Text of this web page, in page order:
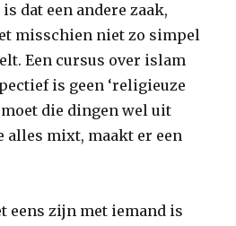
dat een andere zaak,
misschien niet zo simpel
Een cursus over islam
is geen ‘religieuze
moet die dingen wel uit
alles mixt, maakt er een
eens zijn met iemand is